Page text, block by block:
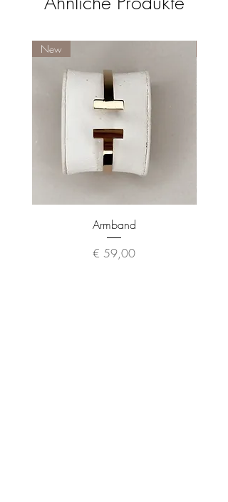
New
Armband
Preis
€ 59,00